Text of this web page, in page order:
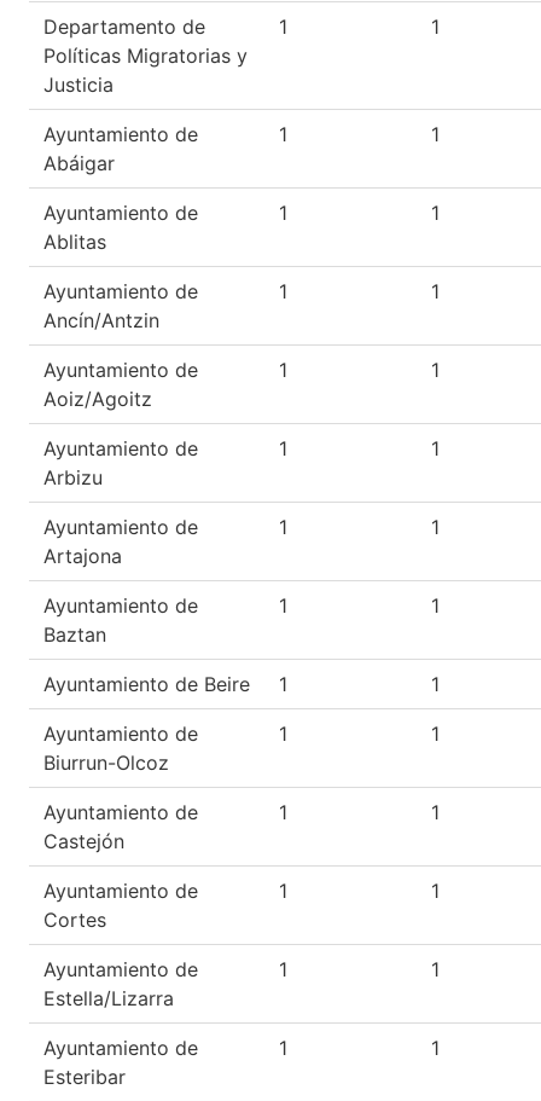
Departamento de
Políticas Migratorias y
Justicia
1 1
Ayuntamiento de
Abáigar
1 1
Ayuntamiento de
Ablitas
1 1
Ayuntamiento de
Ancín/Antzin
1 1
Ayuntamiento de
Aoiz/Agoitz
1 1
Ayuntamiento de
Arbizu
1 1
Ayuntamiento de
Artajona
1 1
Ayuntamiento de
Baztan
1 1
Ayuntamiento de Beire 1 1
Ayuntamiento de
Biurrun-Olcoz
1 1
Ayuntamiento de
Castejón
1 1
Ayuntamiento de
Cortes
1 1
Ayuntamiento de
Estella/Lizarra
1 1
Ayuntamiento de
Esteribar
1 1